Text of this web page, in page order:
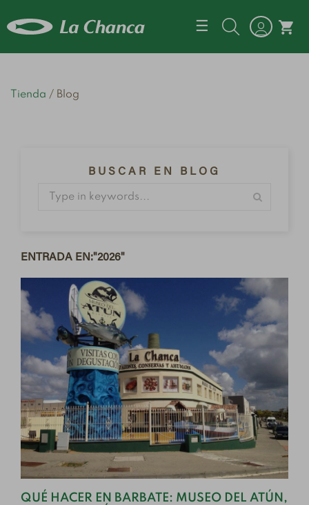
Navegación
☰ shopping_cart
Tienda Blog
BUSCAR EN BLOG
ENTRADA EN:"2026"
QUÉ HACER EN BARBATE: MUSEO DEL ATÚN,